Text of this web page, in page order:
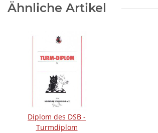
Ähnliche Artikel
Diplom des DSB -
Turmdiplom